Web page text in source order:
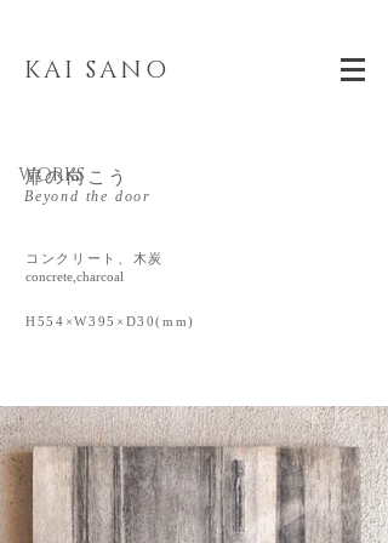
KAI SANO
WORKS
扉の向こう
Beyond the door
コンクリート、木炭
concrete,charcoal
H554×W395×D30(mm)